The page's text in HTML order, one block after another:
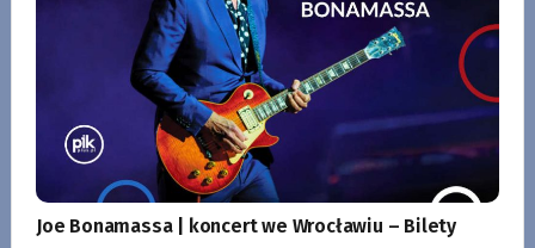
Joe Bonamassa | koncert we Wrocławiu – Bilety